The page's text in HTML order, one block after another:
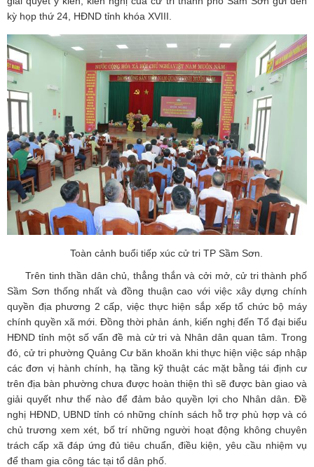
kỳ họp thứ 24, HĐND tỉnh khóa XVIII.
Toàn cảnh buổi tiếp xúc cử tri TP Sầm Sơn.
Trên tinh thần dân chủ, thẳng thắn và cởi mở, cử tri thành phố
Sầm Sơn thống nhất và đồng thuận cao với việc xây dựng chính
quyền địa phương 2 cấp, việc thực hiện sắp xếp tổ chức bộ máy
chính quyền xã mới. Đồng thời phản ánh, kiến nghị đến Tổ đại biểu
HĐND tỉnh một số vấn đề mà cử tri và Nhân dân quan tâm. Trong
đó, cử tri phường Quảng Cư băn khoăn khi thực hiện việc sáp nhập
các đơn vị hành chính, hạ tầng kỹ thuật các mặt bằng tái định cư
trên địa bàn phường chưa được hoàn thiện thì sẽ được bàn giao và
giải quyết như thế nào để đảm bảo quyền lợi cho Nhân dân. Đề
nghị HĐND, UBND tỉnh có những chính sách hỗ trợ phù hợp và có
chủ trương xem xét, bố trí những người hoạt động không chuyên
trách cấp xã đáp ứng đủ tiêu chuẩn, điều kiện, yêu cầu nhiệm vụ
để tham gia công tác tại tổ dân phố.